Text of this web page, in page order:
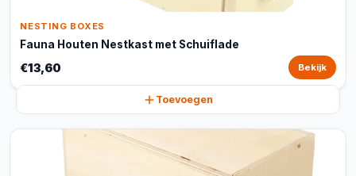
NESTING BOXES
Fauna Houten Nestkast met Schuiflade
€13,60 Bekijk
Toevoegen